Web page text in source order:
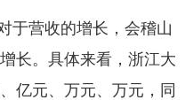
于营收的增长，会稽山
长。具体来看，浙江大
亿元、万元、万元，同